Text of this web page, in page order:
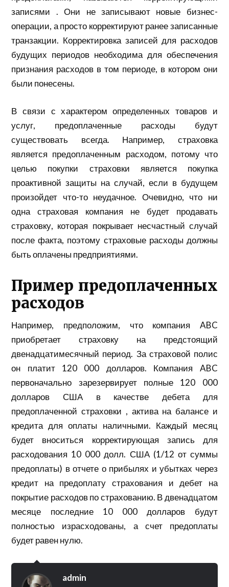
записями . Они не записывают новые бизнес-
операции, а просто корректируют ранее записанные
транзакции. Корректировка записей для расходов
будущих периодов необходима для обеспечения
признания расходов в том периоде, в котором они
были понесены.
В связи с характером определенных товаров и
услуг, предоплаченные расходы будут
существовать всегда. Например, страховка
является предоплаченным расходом, потому что
целью покупки страховки является покупка
проактивной защиты на случай, если в будущем
произойдет что-то неудачное. Очевидно, что ни
одна страховая компания не будет продавать
страховку, которая покрывает несчастный случай
после факта, поэтому страховые расходы должны
быть оплачены предприятиями.
Пример предоплаченных
расходов
Например, предположим, что компания ABC
приобретает страховку на предстоящий
двенадцатимесячный период. За страховой полис
он платит 120 000 долларов. Компания ABC
первоначально зарезервирует полные 120 000
долларов США в качестве дебета для
предоплаченной страховки , актива на балансе и
кредита для оплаты наличными. Каждый месяц
будет вноситься корректирующая запись для
расходования 10 000 долл. США (1/12 от суммы
предоплаты) в отчете о прибылях и убытках через
кредит на предоплату страхования и дебет на
покрытие расходов по страхованию. В двенадцатом
месяце последние 10 000 долларов будут
полностью израсходованы, а счет предоплаты
будет равен нулю.
admin